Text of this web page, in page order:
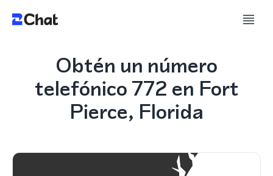
Obtén un número
telefónico 772 en Fort
Pierce, Florida